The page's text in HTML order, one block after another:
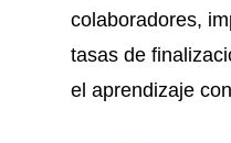
colaboradores,
tasas de
el aprendizaje